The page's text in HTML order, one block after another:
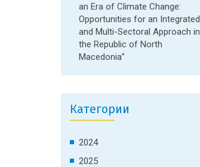
an Era of Climate Change:
Opportunities for an Integrated
and Multi-Sectoral Approach in
the Republic of North
Macedonia”
Категории
2024
2025